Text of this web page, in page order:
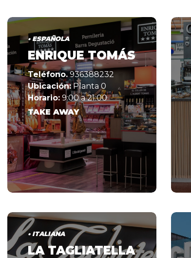
• ESPAÑOLA
ENRIQUE TOMÁS
Teléfono.936388232
Ubicación:Planta 0
Horario: 9:00 a 21:00
TAKE AWAY
• ITALIANA
LA TAGLIATELLA